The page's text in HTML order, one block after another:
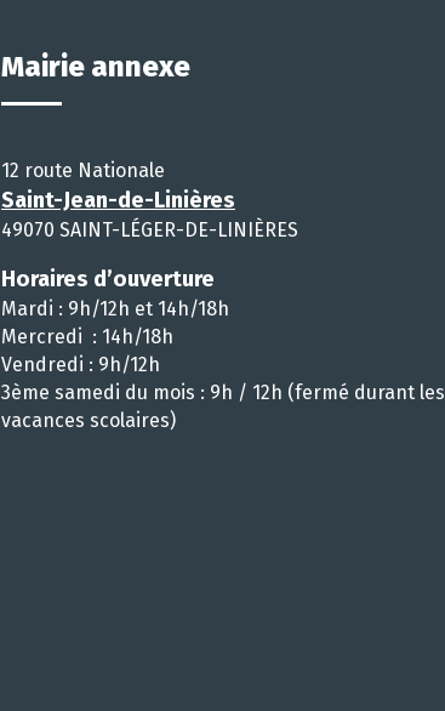
Mairie annexe
12 route Nationale
Saint-Jean-de-Linières
49070 SAINT-LÉGER-DE-LINIÈRES
Horaires d’ouverture
Mardi : 9h/12h et 14h/18h
Mercredi : 14h/18h
Vendredi : 9h/12h
3ème samedi du mois : 9h / 12h (fermé durant les
vacances scolaires)